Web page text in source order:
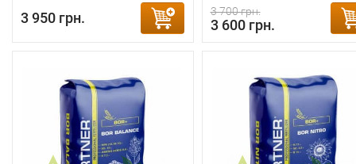
3 950 грн. 3 700 грн.
3 600 грн.